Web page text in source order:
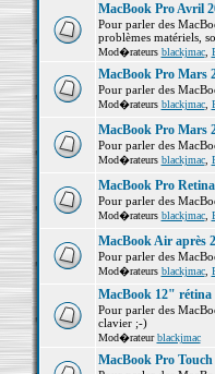
MacBook Pro Avril
Pour parler des
problèmes matériels,
Mod�rateurs blackjmac,
MacBook Pro Mars
Pour parler des
Mod�rateurs blackjmac,
MacBook Pro Mars
Pour parler des
Mod�rateurs blackjmac,
MacBook Pro Retina
Pour parler des
Mod�rateurs blackjmac,
MacBook Air après
Pour parler des
Mod�rateurs blackjmac,
MacBook 12" rétina
Pour parler des
clavier ;-)
Mod�rateurblackjmac
MacBook Pro